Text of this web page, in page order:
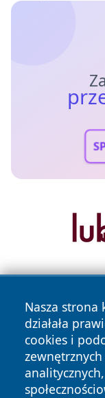
Nasza strona
działała
cookies i
Copyright © 2026
zastrzeżone.